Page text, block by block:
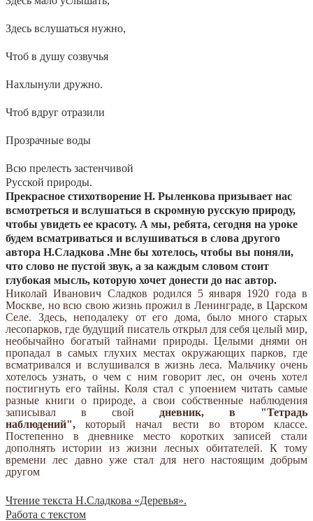
Здесь вслушаться нужно,
Чтоб в душу созвучья
Нахлынули дружно.
Чтоб вдруг отразили
Прозрачные воды
Всю прелесть застенчивой
Русской природы.
Прекрасное стихотворение Н. Рыленкова призывает нас
всмотреться и вслушаться в скромную русскую природу,
чтобы увидеть ее красоту. А мы, ребята, сегодня на уроке
будем всматриваться и вслушиваться в слова другого
автора Н.Сладкова .Мне бы хотелось, чтобы вы поняли,
что слово не пустой звук, а за каждым словом стоит
глубокая мысль, которую хочет донести до нас автор.
Николай Иванович Сладков родился 5 января 1920 года в
Москве, но всю свою жизнь прожил в Ленинграде, в Царском
Селе. Здесь, неподалеку от его дома, было много старых
лесопарков, где будущий писатель открыл для себя целый мир,
необычайно богатый тайнами природы. Целыми днями он
пропадал в самых глухих местах окружающих парков, где
всматривался и вслушивался в жизнь леса. Мальчику очень
хотелось узнать, о чем с ним говорит лес, он очень хотел
постигнуть его тайны. Коля стал с упоением читать самые
разные книги о природе, а свои собственные наблюдения
записывал в свой дневник, в "Тетрадь
наблюдений", который начал вести во втором классе.
Постепенно в дневнике место коротких записей стали
дополнять истории из жизни лесных обитателей. К тому
времени лес давно уже стал для него настоящим добрым
другом
Чтение текста Н.Сладкова «Деревья».
Работа с текстом